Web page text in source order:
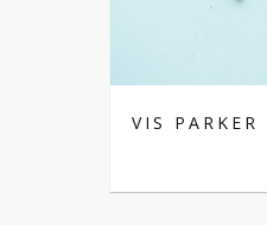
VIS